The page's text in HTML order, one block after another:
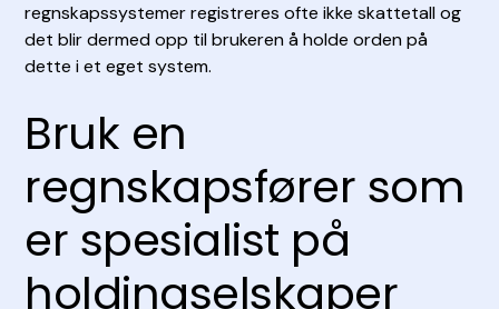
regnskapssystemer registreres ofte ikke skattetall og
det blir dermed opp til brukeren å holde orden på
dette i et eget system.
Bruk en
regnskapsfører som
er spesialist på
holdingselskaper